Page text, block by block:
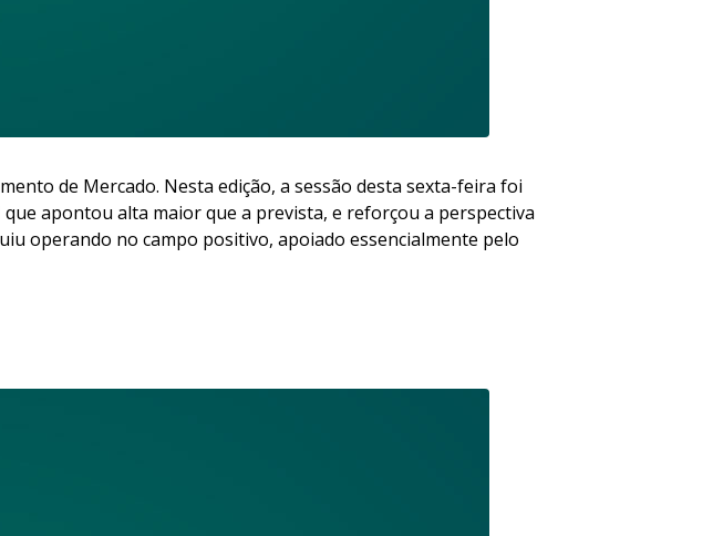
de Mercado. Nesta edição, a sessão desta sexta-feira foi
apontou alta maior que a prevista, e reforçou a perspectiva
operando no campo positivo, apoiado essencialmente pelo